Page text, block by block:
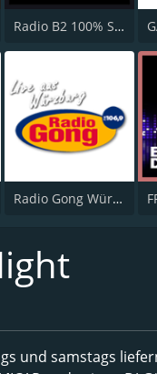
Radio B2 100% SchlagerMIXX
Radio Gong Würzburg
und samstags